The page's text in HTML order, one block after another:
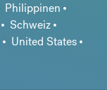
Philippinen
Schweiz
United States